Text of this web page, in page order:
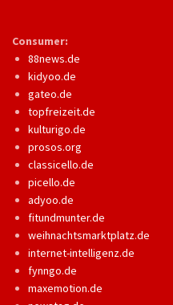
Consumer:
88news.de
kidyoo.de
gateo.de
topfreizeit.de
kulturigo.de
prosos.org
classicello.de
picello.de
adyoo.de
fitundmunter.de
weihnachtsmarktplatz.de
internet-intelligenz.de
fynngo.de
maxemotion.de